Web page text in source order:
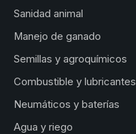
Sanidad animal
Manejo de ganado
Semillas y agroquímicos
Combustible y lubricantes
Neumáticos y baterías
Agua y riego